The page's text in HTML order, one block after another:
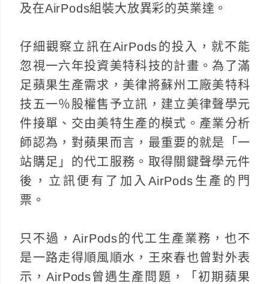
及在AirPods組裝大放異彩的英業達。
仔細觀察立訊在AirPods的投入，就不能
忽視一六年投資美特科技的計畫。為了滿
足蘋果生產需求，美律將蘇州工廠美特科
技五一％股權售予立訊，建立美律聲學元
件接單、交由美特生產的模式。產業分析
師認為，對蘋果而言，最重要的就是「一
站購足」的代工服務。取得關鍵聲學元件
後，立訊便有了加入AirPods生產的門
票。
只不過，AirPods的代工生產業務，也不
是一路走得順風順水，王來春也曾對外表
示，AirPods曾遇生產問題，「初期蘋果